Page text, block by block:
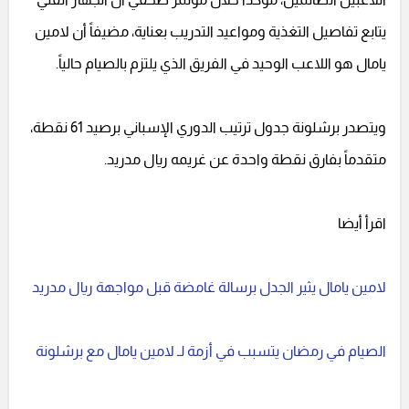
يتابع تفاصيل التغذية ومواعيد التدريب بعناية، مضيفاً أن لامين
يامال هو اللاعب الوحيد في الفريق الذي يلتزم بالصيام حالياً.
ويتصدر برشلونة جدول ترتيب الدوري الإسباني برصيد 61 نقطة،
متقدماً بفارق نقطة واحدة عن غريمه ريال مدريد.
اقرأ أيضا
لامين يامال يثير الجدل برسالة غامضة قبل مواجهة ريال مدريد
الصيام في رمضان يتسبب في أزمة لـ لامين يامال مع برشلونة